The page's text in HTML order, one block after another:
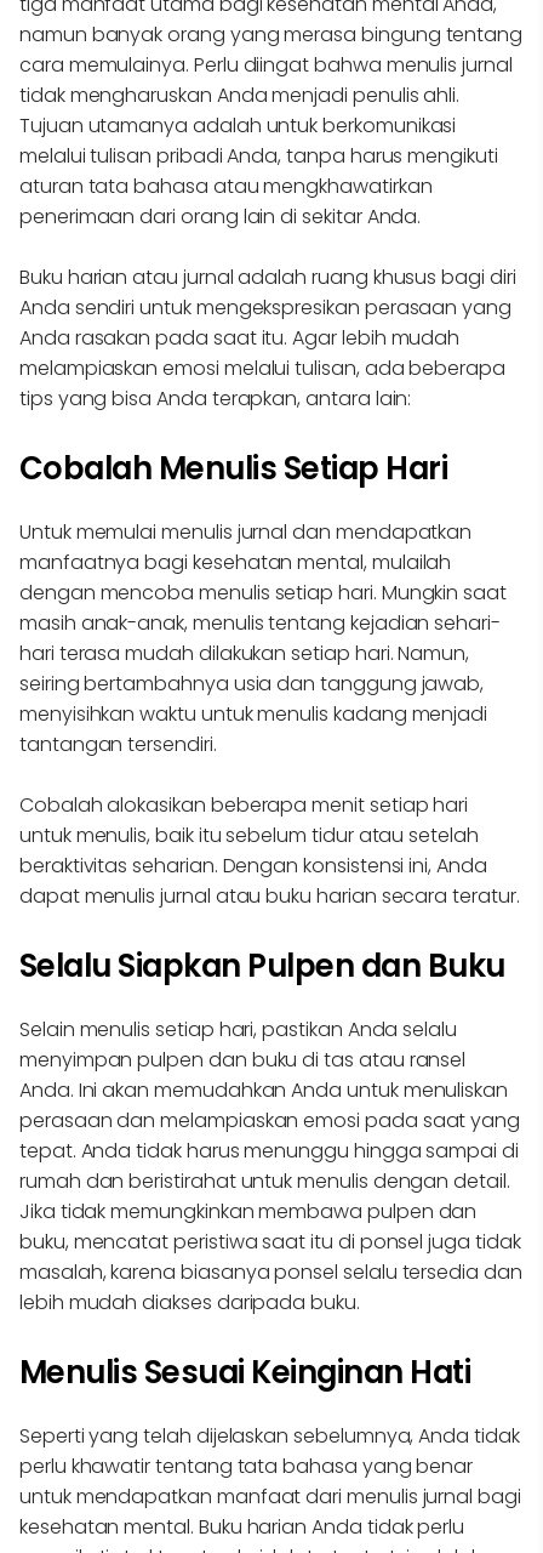
namun banyak orang yang merasa bingung tentang
cara memulainya. Perlu diingat bahwa menulis jurnal
tidak mengharuskan Anda menjadi penulis ahli.
Tujuan utamanya adalah untuk berkomunikasi
melalui tulisan pribadi Anda, tanpa harus mengikuti
aturan tata bahasa atau mengkhawatirkan
penerimaan dari orang lain di sekitar Anda.
Buku harian atau jurnal adalah ruang khusus bagi diri
Anda sendiri untuk mengekspresikan perasaan yang
Anda rasakan pada saat itu. Agar lebih mudah
melampiaskan emosi melalui tulisan, ada beberapa
tips yang bisa Anda terapkan, antara lain:
Cobalah Menulis Setiap Hari
Untuk memulai menulis jurnal dan mendapatkan
manfaatnya bagi kesehatan mental, mulailah
dengan mencoba menulis setiap hari. Mungkin saat
masih anak-anak, menulis tentang kejadian sehari-
hari terasa mudah dilakukan setiap hari. Namun,
seiring bertambahnya usia dan tanggung jawab,
menyisihkan waktu untuk menulis kadang menjadi
tantangan tersendiri.
Cobalah alokasikan beberapa menit setiap hari
untuk menulis, baik itu sebelum tidur atau setelah
beraktivitas seharian. Dengan konsistensi ini, Anda
dapat menulis jurnal atau buku harian secara teratur.
Selalu Siapkan Pulpen dan Buku
Selain menulis setiap hari, pastikan Anda selalu
menyimpan pulpen dan buku di tas atau ransel
Anda. Ini akan memudahkan Anda untuk menuliskan
perasaan dan melampiaskan emosi pada saat yang
tepat. Anda tidak harus menunggu hingga sampai di
rumah dan beristirahat untuk menulis dengan detail.
Jika tidak memungkinkan membawa pulpen dan
buku, mencatat peristiwa saat itu di ponsel juga tidak
masalah, karena biasanya ponsel selalu tersedia dan
lebih mudah diakses daripada buku.
Menulis Sesuai Keinginan Hati
Seperti yang telah dijelaskan sebelumnya, Anda tidak
perlu khawatir tentang tata bahasa yang benar
untuk mendapatkan manfaat dari menulis jurnal bagi
kesehatan mental. Buku harian Anda tidak perlu